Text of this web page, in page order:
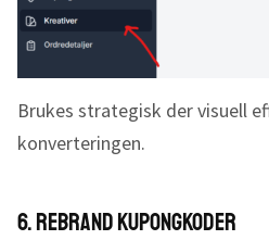
Brukes strategisk der visuell
konverteringen.
6. Rebrand kupongkoder